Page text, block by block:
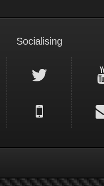
Socialising